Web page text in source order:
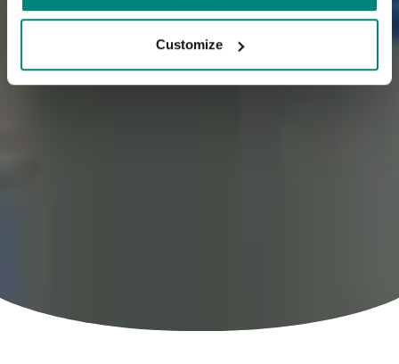
Customize